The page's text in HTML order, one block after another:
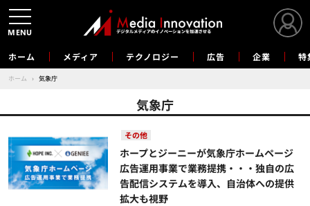
ホーム メディア テクノロジー 広告 企業 特
ホーム › 気象庁
気象庁
その他
ホープとジーニーが気象庁ホームページ
広告運用事業で業務提携・・・独自の広
告配信システムを導入、自治体への提供
拡大も視野
MENU